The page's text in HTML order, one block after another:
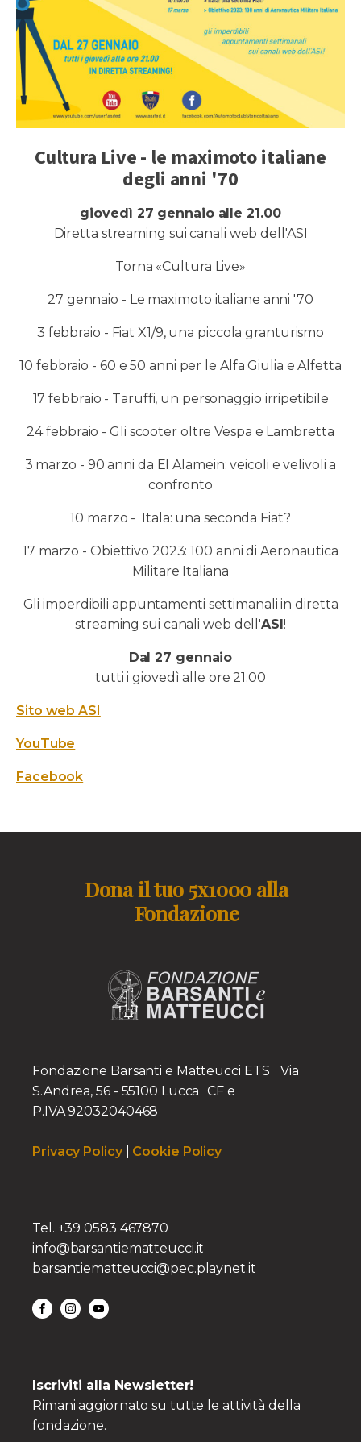
Cultura Live - le maximoto italiane
degli anni '70
giovedì 27 gennaio alle 21.00
Diretta streaming sui canali web dell'ASI
Torna «Cultura Live»
27 gennaio - Le maximoto italiane anni '70
3 febbraio - Fiat X1/9, una piccola granturismo
10 febbraio - 60 e 50 anni per le Alfa Giulia e Alfetta
17 febbraio - Taruffi, un personaggio irripetibile
24 febbraio - Gli scooter oltre Vespa e Lambretta
3 marzo - 90 anni da El Alamein: veicoli e velivoli a
confronto
10 marzo - Itala: una seconda Fiat?
17 marzo - Obiettivo 2023: 100 anni di Aeronautica
Militare Italiana
Gli imperdibili appuntamenti settimanali in diretta
streaming sui canali web dell'ASI!
Dal 27 gennaio
tutti i giovedì alle ore 21.00
Sito web ASI
YouTube
Facebook
Dona il tuo 5x1000 alla
Fondazione
Fondazione Barsanti e Matteucci ETS Via
S.Andrea, 56 - 55100 Lucca CF e
P.IVA 92032040468
Privacy Policy| Cookie Policy
Tel. +39 0583 467870
info@barsantiematteucci.it
barsantiematteucci@pec.playnet.it
Iscriviti alla Newsletter!
Rimani aggiornato su tutte le attività della
fondazione.